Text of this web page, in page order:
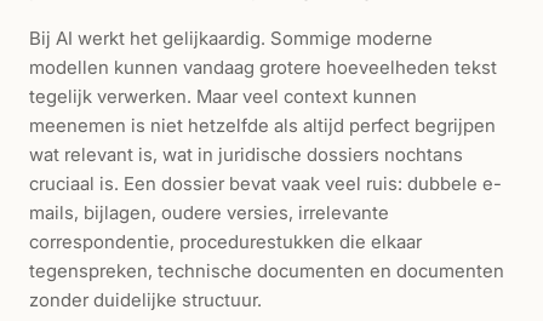
Bij AI werkt het gelijkaardig. Sommige moderne
modellen kunnen vandaag grotere hoeveelheden tekst
tegelijk verwerken. Maar veel context kunnen
meenemen is niet hetzelfde als altijd perfect begrijpen
wat relevant is, wat in juridische dossiers nochtans
cruciaal is. Een dossier bevat vaak veel ruis: dubbele e-
mails, bijlagen, oudere versies, irrelevante
correspondentie, procedurestukken die elkaar
tegenspreken, technische documenten en documenten
zonder duidelijke structuur.